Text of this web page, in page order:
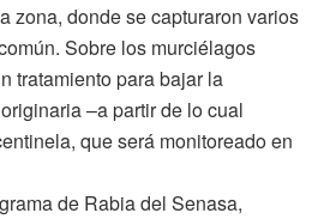
zona, donde se capturaron varios
Sobre los murciélagos
tratamiento para bajar la
–a partir de lo cual
que será monitoreado en
de Rabia del Senasa,